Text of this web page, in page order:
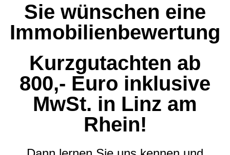
Sie wünschen eine
Immobilienbewertung
Kurzgutachten ab
800,- Euro inklusive
MwSt. in Linz am
Rhein!